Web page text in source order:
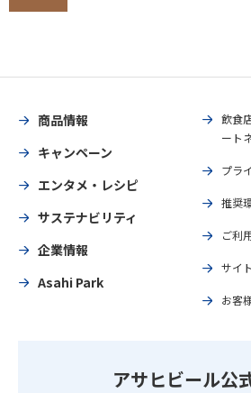
商品情報
キャンペーン
エンタメ・レシピ
サステナビリティ
企業情報
Asahi Park
飲食
ート
プラ
推奨
ご利
サイ
お客
アサヒビール公